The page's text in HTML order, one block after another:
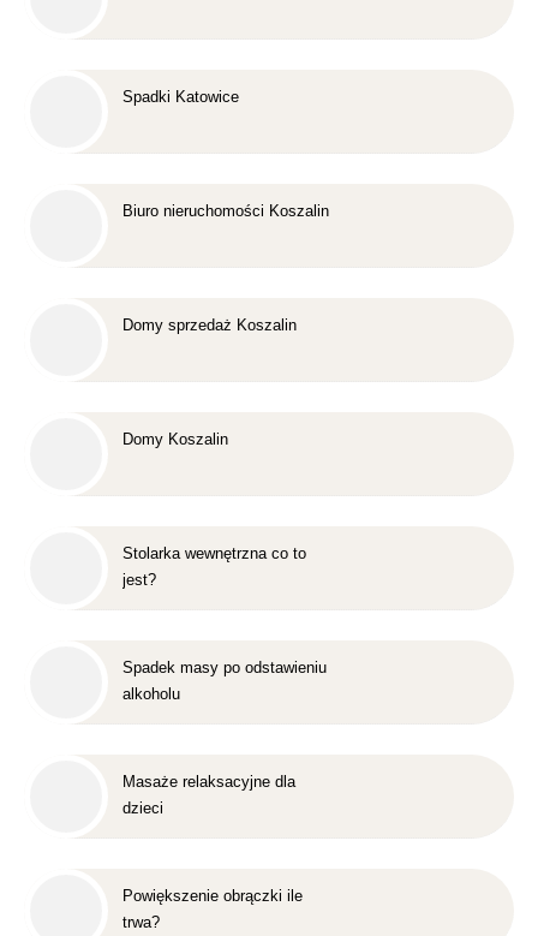
Spadki Katowice
Biuro nieruchomości Koszalin
Domy sprzedaż Koszalin
Domy Koszalin
Stolarka wewnętrzna co to
jest?
Spadek masy po odstawieniu
alkoholu
Masaże relaksacyjne dla
dzieci
Powiększenie obrączki ile
trwa?